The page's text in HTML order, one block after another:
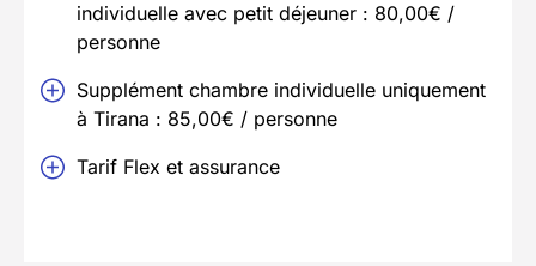
individuelle avec petit déjeuner : 80,00€ /
personne
Supplément chambre individuelle uniquement
à Tirana : 85,00€ / personne
Tarif Flex et assurance